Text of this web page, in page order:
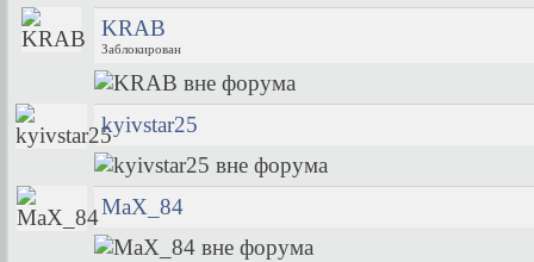
KRАB
Заблокирован
kyivstar25
MaX_84